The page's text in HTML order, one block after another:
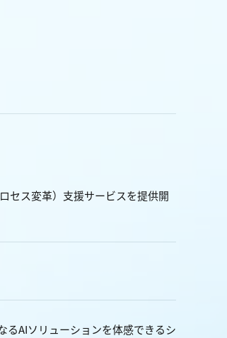
セス変革）支援サービスを提供開
るAIソリューションを体感できるシ